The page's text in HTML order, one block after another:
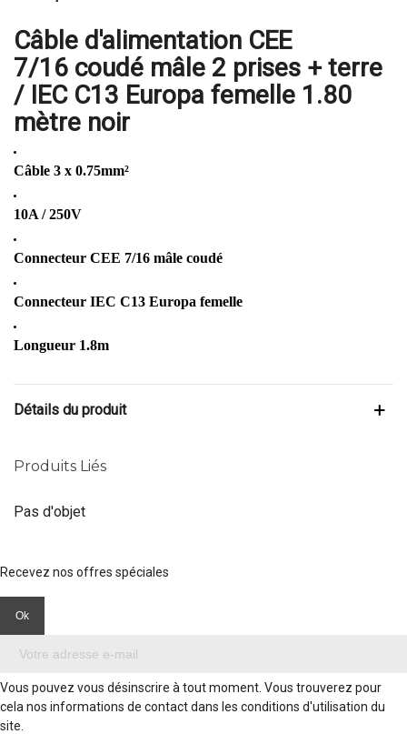
Câble d'alimentation CEE
7/16 coudé mâle 2 prises + terre
/ IEC C13 Europa femelle 1.80
mètre noir
Câble 3 x 0.75mm²
10A / 250V
Connecteur CEE 7/16 mâle coudé
Connecteur IEC C13 Europa femelle
Longueur 1.8m
Détails du produit
Produits Liés
Pas d'objet
Recevez nos offres spéciales
Vous pouvez vous désinscrire à tout moment. Vous trouverez pour
cela nos informations de contact dans les conditions d'utilisation du
site.